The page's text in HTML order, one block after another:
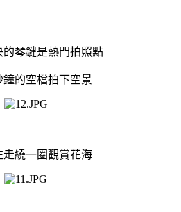
的琴鍵是熱門拍照點
鐘的空檔拍下空景
走繞一圈觀賞花海